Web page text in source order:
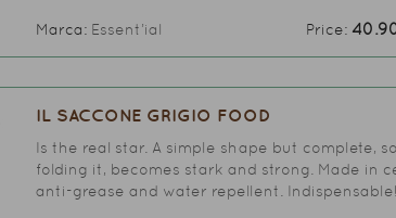
Marca: Essent’ial Price:
IL SACCONE GRIGIO FOOD
Is the real star. A simple shape but complete,
folding it, becomes stark and strong. Made in
anti-grease and water repellent. Indispensable!